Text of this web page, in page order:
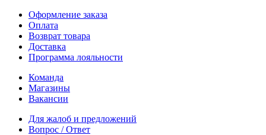
Оформление заказа
Оплата
Возврат товара
Доставка
Программа лояльности
Команда
Магазины
Вакансии
Для жалоб и предложений
Вопрос / Ответ